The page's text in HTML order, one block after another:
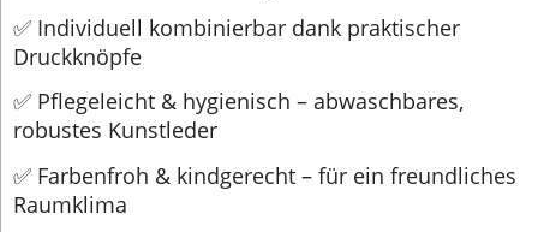
✅ Individuell kombinierbar dank praktischer
Druckknöpfe
✅ Pflegeleicht & hygienisch – abwaschbares,
robustes Kunstleder
✅ Farbenfroh & kindgerecht – für ein freundliches
Raumklima